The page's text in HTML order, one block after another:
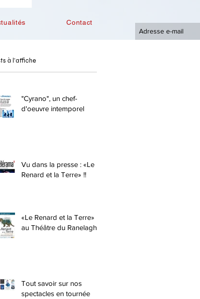
Contact
à l'affiche
"Cyrano", un chef-
d'oeuvre intemporel
Vu dans la presse : «Le
Renard et la Terre» !!
«Le Renard et la Terre»
au Théâtre du Ranelagh !
Tout savoir sur nos
spectacles en tournée